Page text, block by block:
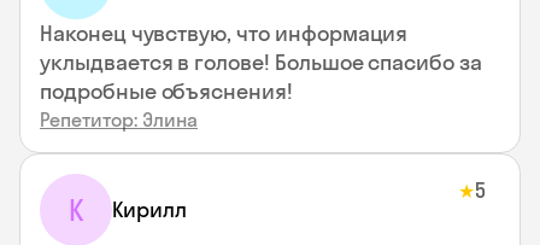
Наконец чувствую, что информация
уклыдвается в голове! Большое спасибо за
подробные объяснения!
Репетитор: Элина
К Кирилл
★5